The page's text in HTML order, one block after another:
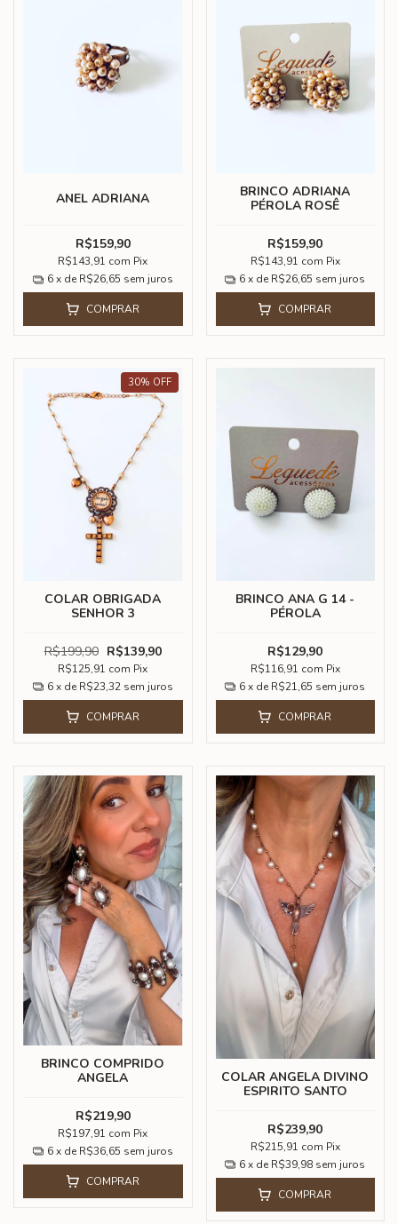
ANEL ADRIANA
R$159,90
R$143,91 com Pix
6 x de R$26,65 sem juros
COMPRAR
BRINCO ADRIANA
PÉROLA ROSÊ
R$159,90
R$143,91 com Pix
6 x de R$26,65 sem juros
COMPRAR
30% OFF
COLAR OBRIGADA
SENHOR 3
R$199,90 R$139,90
R$125,91 com Pix
6 x de R$23,32 sem juros
COMPRAR
BRINCO ANA G 14 -
PÉROLA
R$129,90
R$116,91 com Pix
6 x de R$21,65 sem juros
COMPRAR
BRINCO COMPRIDO
ANGELA
R$219,90
R$197,91 com Pix
6 x de R$36,65 sem juros
COMPRAR
COLAR ANGELA DIVINO
ESPIRITO SANTO
R$239,90
R$215,91 com Pix
6 x de R$39,98 sem juros
COMPRAR